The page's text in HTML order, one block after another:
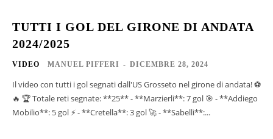
TUTTI I GOL DEL GIRONE DI ANDATA
2024/2025
VIDEO MANUEL PIFFERI - DICEMBRE 28, 2024
Il video con tutti i gol segnati dall'US Grosseto nel girone di andata! ⚽️
🔥 🏆 Totale reti segnate: **25** - **Marzierli**: 7 gol 🎯 - **Addiego
Mobilio**: 5 gol ⚡️ - **Cretella**: 3 gol 🚀 - **Sabelli**:...